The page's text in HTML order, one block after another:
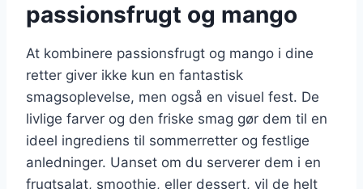
passionsfrugt og mango
At kombinere passionsfrugt og mango i dine
retter giver ikke kun en fantastisk
smagsoplevelse, men også en visuel fest. De
livlige farver og den friske smag gør dem til en
ideel ingrediens til sommerretter og festlige
anledninger. Uanset om du serverer dem i en
frugtsalat, smoothie, eller dessert, vil de helt